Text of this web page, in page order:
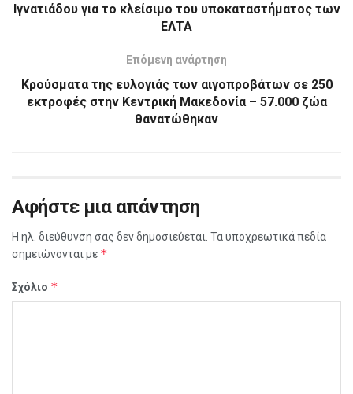
Ιγνατιάδου για το κλείσιμο του υποκαταστήματος των
ΕΛΤΑ
Επόμενη ανάρτηση
Κρούσματα της ευλογιάς των αιγοπροβάτων σε 250
εκτροφές στην Κεντρική Μακεδονία – 57.000 ζώα
θανατώθηκαν
Αφήστε μια απάντηση
Η ηλ. διεύθυνση σας δεν δημοσιεύεται. Τα υποχρεωτικά πεδία
σημειώνονται με *
Σχόλιο *